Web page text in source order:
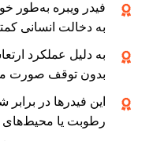
فیدر ویبره به‌طور
به دخالت انسانی
به دلیل عملکرد
بدون توقف صورت
این فیدرها در
رطوبت یا محیط‌های